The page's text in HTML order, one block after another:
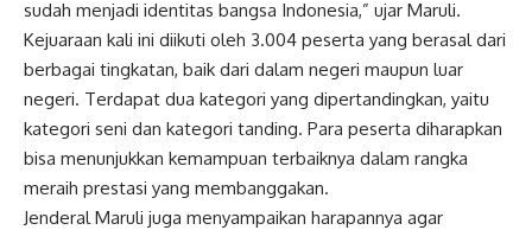
sudah menjadi identitas bangsa Indonesia,” ujar Maruli.
Kejuaraan kali ini diikuti oleh 3.004 peserta yang berasal dari
berbagai tingkatan, baik dari dalam negeri maupun luar
negeri. Terdapat dua kategori yang dipertandingkan, yaitu
kategori seni dan kategori tanding. Para peserta diharapkan
bisa menunjukkan kemampuan terbaiknya dalam rangka
meraih prestasi yang membanggakan.
Jenderal Maruli juga menyampaikan harapannya agar